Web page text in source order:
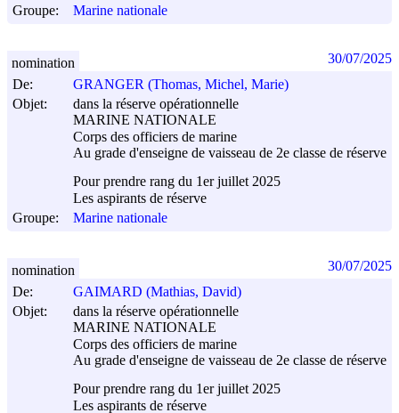
Groupe:
Marine nationale
De:
GRANGER (Thomas, Michel, Marie)
Objet:
dans la réserve opérationnelle
MARINE NATIONALE
Corps des officiers de marine
Au grade d'enseigne de vaisseau de 2e classe de réserve
Pour prendre rang du 1er juillet 2025
Les aspirants de réserve
Groupe:
Marine nationale
nomination 30/07/2025
De:
GAIMARD (Mathias, David)
Objet:
dans la réserve opérationnelle
MARINE NATIONALE
Corps des officiers de marine
Au grade d'enseigne de vaisseau de 2e classe de réserve
Pour prendre rang du 1er juillet 2025
Les aspirants de réserve
nomination 30/07/2025